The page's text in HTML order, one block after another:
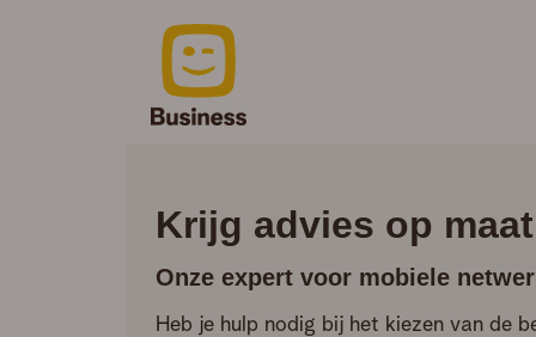
Krijg advies op maat
Onze expert voor mobiele
Heb je hulp nodig bij het kiezen van de